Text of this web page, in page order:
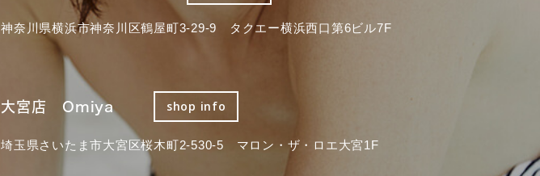
神奈川県横浜市神奈川区鶴屋町3-29-9 タクエー横浜西口第6ビル7F
大宮店 Omiya shop info
埼玉県さいたま市大宮区桜木町2-530-5 マロン・ザ・ロエ大宮1F